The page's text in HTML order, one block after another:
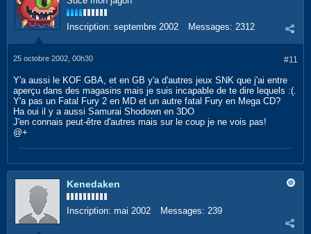
Inscription: septembre 2002 Messages: 2312
#11
25 octobre 2002, 00h30
Y'a aussi le KOF GBA, et en GB y'a d'autres jeux SNK que j'ai entre
aperçu dans des magasins mais je suis incapable de te dire lequels :(.
Y'a pas un Fatal Fury 2 en MD et un autre fatal Fury en Mega CD?
Ha oui il y a aussi Samurai Shodown en 3DO
J'en connais peut-être d'autres mais sur le coup je ne vois pas!
@+
Kenedaken
Inscription: mai 2002 Messages: 239